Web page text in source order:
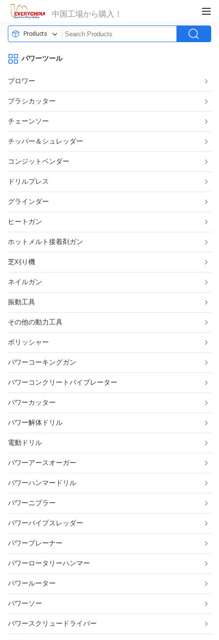
中国工場から購入！
Products
パワーツール
ブロワー
ブラシカッター
チェーンソー
チッパー＆シュレッダー
コンジットベンダー
ドリルプレス
グラインダー
ヒートガン
ホットメルト接着剤ガン
芝刈り機
ネイルガン
振動工具
その他の動力工具
ポリッシャー
パワーコーキングガン
パワーコンクリートバイブレーター
パワーカッター
パワー解体ドリル
電動ドリル
パワーアースオーガー
パワーハンマードリル
パワーニブラー
パワーパイプスレッダー
パワープレーナー
パワーロータリーハンマー
パワールーター
パワーソー
パワースクリュードライバー